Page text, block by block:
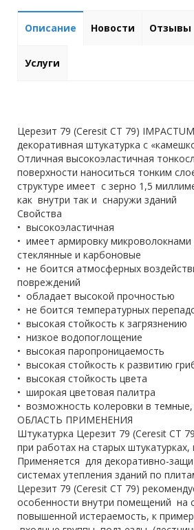
Описание Новости Отзывы
Услуги
Церезит 79 (Ceresit CT 79)
декоративная штукатурка с
Отличная высокоэластичная
поверхности наноситься тонким
структуре имеет с зерно 1,5
как внутри так и снаружи зданий
Свойства
• высокоэластичная
• имеет армировку
стеклянные и карбоновые
• не боится атмосферных
повреждений
• обладает высокой прочностью
• не боится температурных
• высокая стойкость к загрязнению
• низкое водопоглощение
• высокая паропроницаемость
• высокая стойкость к развитию
• высокая стойкость цвета
• широкая цветовая палитра
• возможность колеровки в
ОБЛАСТЬ ПРИМЕНЕНИЯ
Штукатурка Церезит 79 (Ceresit CT
при работах на старых штукатурках,
Применяется для декоративно-
системах утепления зданий по
Церезит 79 (Ceresit CT 79)
особенности внутри помещений на
повышенной истераемость, к